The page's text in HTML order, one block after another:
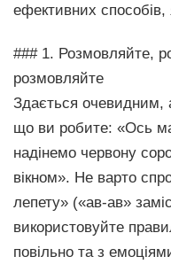
ефективних
### 1. Розмовляйте,
розмовляйте
Здається
що ви робите: «Ось
надінемо червону
вікном». Не варто
лепету» («ав-ав»
використовуйте
повільно та з